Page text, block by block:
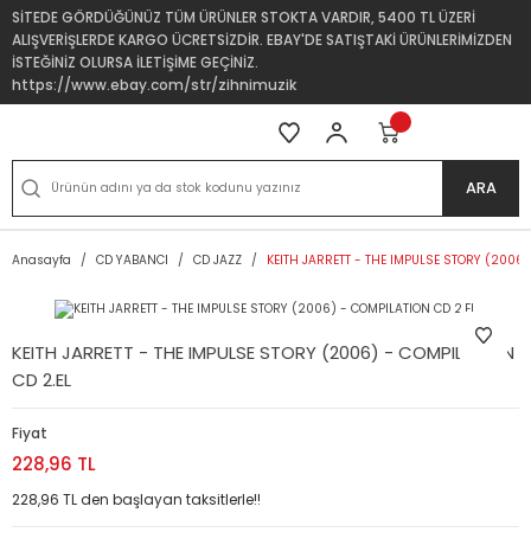
SİTEDE GÖRDÜĞÜNÜZ TÜM ÜRÜNLER STOKTA VARDIR, 5400 TL ÜZERİ
ALIŞVERİŞLERDE KARGO ÜCRETSİZDİR. EBAY'DE SATIŞTAKİ ÜRÜNLERİMİZDEN
İSTEĞİNİZ OLURSA İLETİŞİME GEÇİNİZ.
https://www.ebay.com/str/zihnimuzik
ARA
Anasayfa CD YABANCI CD JAZZ KEITH JARRETT - THE IMPULSE STORY
KEITH JARRETT - THE IMPULSE STORY (2006) - COMPILATION
CD 2.EL
Fiyat
228,96 TL
228,96 TL den başlayan taksitlerle!!